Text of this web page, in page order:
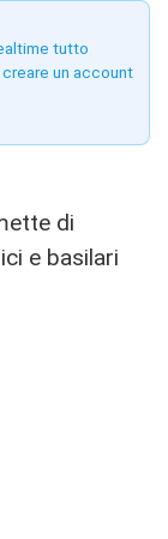
tutto
un account
di
e basilari